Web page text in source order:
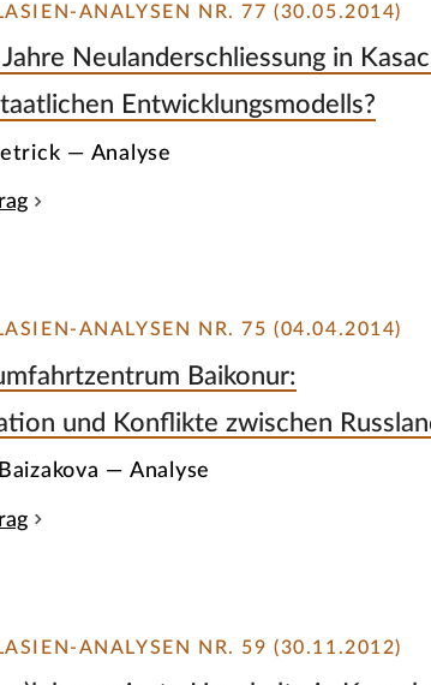
ANALYSEN NR. 77 (30.05.2014)
Jahre Neulanderschliessung in
Entwicklungsmodells?
— Analyse
ANALYSEN NR. 75 (04.04.2014)
Baikonur:
und Konflikte zwischen
— Analyse
ANALYSEN NR. 59 (30.11.2012)